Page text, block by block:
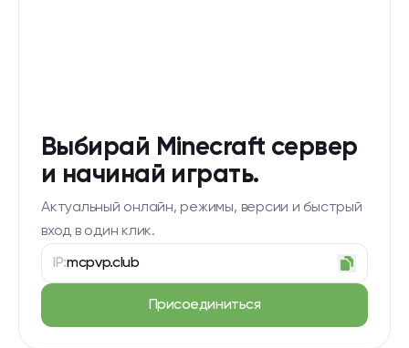
Выбирай Minecraft сервер
и начинай играть.
Актуальный онлайн, режимы, версии и быстрый
вход в один клик.
IP:mcpvp.club
Присоединиться